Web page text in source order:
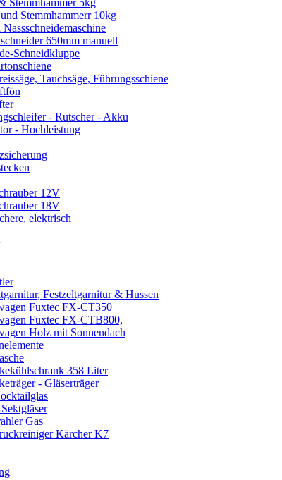
Stemmhammer 5kg
Stemmhammerr 10kg
Nassschneidemaschine
650mm manuell
Schneidkluppe
Tauchsäge, Führungsschiene
- Rutscher - Akku
- Hochleistung
12V
18V
elektrisch
Festzeltgarnitur & Hussen
Fuxtec FX-CT350
Fuxtec FX-CTB800,
Holz mit Sonnendach
358 Liter
- Gläserträger
Gas
Kärcher K7